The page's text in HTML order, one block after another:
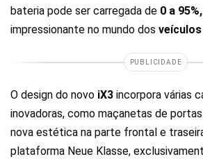
bateria pode ser carregada de 0 a 95%,
impressionante no mundo dos
PUBLICIDADE
O design do novo iX3 incorpora várias
inovadoras, como maçanetas de
nova estética na parte frontal e
plataforma Neue Klasse,